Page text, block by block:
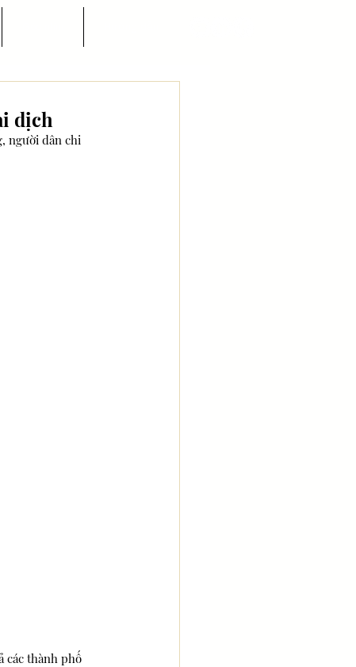
dịch
người dân chi
các thành phố